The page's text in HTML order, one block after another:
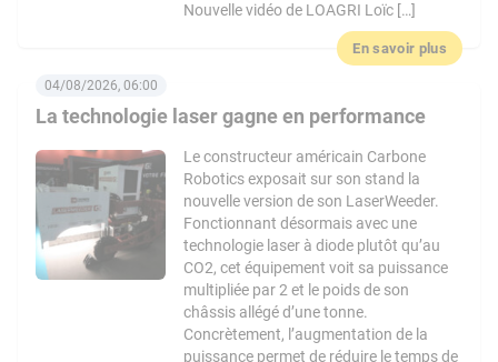
Nouvelle vidéo de LOAGRI Loïc […]
En savoir plus
La technologie laser gagne en performance
04/08/2026, 06:00
Le constructeur américain Carbone
Robotics exposait sur son stand la
nouvelle version de son LaserWeeder.
Fonctionnant désormais avec une
technologie laser à diode plutôt qu’au
CO2, cet équipement voit sa puissance
multipliée par 2 et le poids de son
châssis allégé d’une tonne.
Concrètement, l’augmentation de la
puissance permet de réduire le temps de